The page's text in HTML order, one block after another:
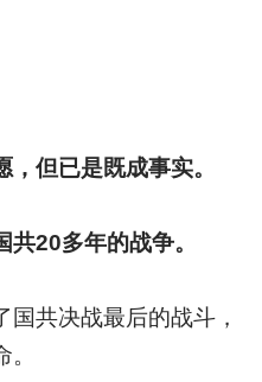
但已是既成事实。
20多年的战争。
共决战最后的战斗，